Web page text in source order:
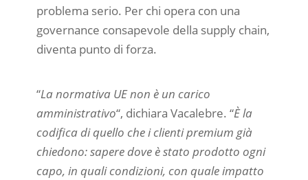
problema serio. Per chi opera con una
governance consapevole della supply chain,
diventa punto di forza.
“La normativa UE non è un carico
amministrativo“, dichiara Vacalebre. “È la
codifica di quello che i clienti premium già
chiedono: sapere dove è stato prodotto ogni
capo, in quali condizioni, con quale impatto